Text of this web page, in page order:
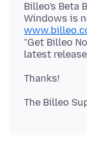
Billeo's Beta
Windows is
"Get Billeo